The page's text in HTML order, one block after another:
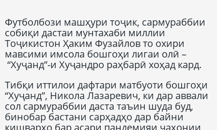
Футболбози машҳури тоҷик, сармураббии
собиқи дастаи мунтахаби миллии
Тоҷикистон Ҳаким Фузайлов то охири
мавсими имсола бошгоҳи лигаи олӣ –
“Хуҷанд”-и Хуҷандро раҳбарӣ хоҳад кард.
Тибқи иттилои дафтари матбуоти бошгоҳи
“Хуҷанд”, Никола Лазаревич, ки дар аввали
сол сармураббии даста таъин шуда буд,
бинобар бастани сарҳадҳо дар байни
кишварҳо бар асари пандемияи ҷаҳонии